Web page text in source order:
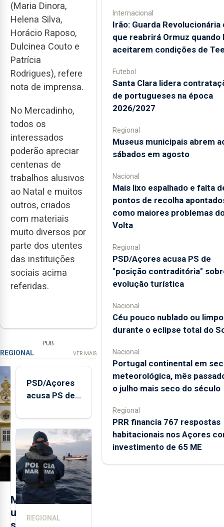
(Maria Dinora,
Helena Silva,
Horácio Raposo,
Dulcinea Couto e
Patrícia
Rodrigues), refere
nota de imprensa.
No Mercadinho,
todos os
interessados
poderão apreciar
centenas de
trabalhos alusivos
ao Natal e muitos
outros, criados
com materiais
muito diversos por
parte dos utentes
das instituições
sociais acima
referidas.
PUB
REGIONAL VER MAIS
M
u
PSD/Açores
acusa PS de
contraditória"
sobre
evolução
turística
REGIONAL
Internacional
Irão: Guarda Revolucionária
que reabrirá Ormuz quando
aceitarem condições de
Futebol
Santa Clara lidera
de portugueses na época
2026/2027
Regional
Museus municipais abrem
sábados em agosto
Nacional
Mais lixo espalhado e falta
pontos de recolha
como maiores problemas
Volta
Regional
PSD/Açores acusa PS de
"posição contraditória"
evolução turística
Nacional
Céu pouco nublado ou limpo
durante o eclipse total do
Nacional
Portugal continental em
meteorológica, mês
o julho mais seco do século
Regional
PRR financia 767 respostas
habitacionais nos Açores
investimento de 65 ME